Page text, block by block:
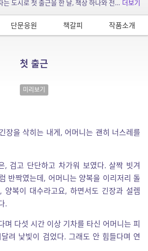
소개: 시골에서 자란 남자는 도시로 첫 출근을 한 날, 책상 하나와 전화기만 덩그러니 놓여 있는 사무실에 도착한다. 그리고 전화기를 통해 전달된 지시를 반드시 지켜야만 되는 어처구니 없는... 더보기
단문응원 책갈피 작품소개
첫 출근
미리보기
장을 삭히는 내게, 어머니는 괜히 너스레를
, 검고 단단하고 차가워 보였다. 살짝 빗겨
반짝였는데, 어머니는 양복을 이리저리 돌
양복이 대수라고요, 하면서도 긴장과 설렘
.
며 다섯 시간 이상 기차를 타신 어머니는 피
려 낯빛이 검었다. 그래도 안 힘들다며 연